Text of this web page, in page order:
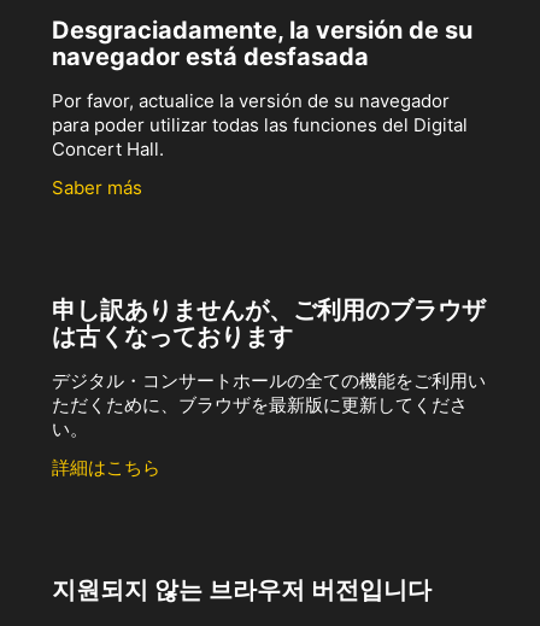
Desgraciadamente, la versión de su
navegador está desfasada
Por favor, actualice la versión de su navegador
para poder utilizar todas las funciones del Digital
Concert Hall.
Saber más
申し訳ありませんが、ご利用のブラウザ
は古くなっております
デジタル・コンサートホールの全ての機能をご利用い
ただくために、ブラウザを最新版に更新してくださ
い。
詳細はこちら
지원되지 않는 브라우저 버전입니다